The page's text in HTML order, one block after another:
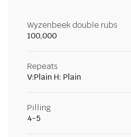
Wyzenbeek double rubs
100,000
Repeats
V:Plain H: Plain
Pilling
4-5